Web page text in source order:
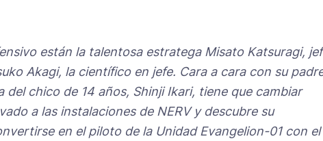
están la talentosa estratega Misato Katsuragi,
Akagi, la científico en jefe. Cara a cara con su
del chico de 14 años, Shinji Ikari, tiene que cambiar
a las instalaciones de NERV y descubre su
en el piloto de la Unidad Evangelion-01 con el